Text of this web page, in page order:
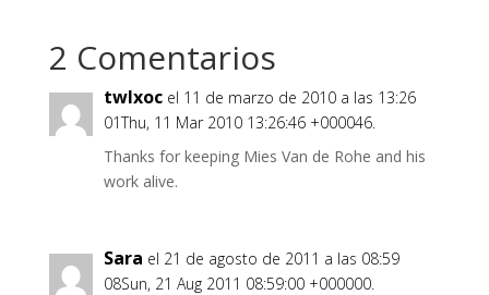
2 Comentarios
twlxoc el 11 de marzo de 2010 a las 13:26
01Thu, 11 Mar 2010 13:26:46 +000046.
Thanks for keeping Mies Van de Rohe and his
work alive.
Sara el 21 de agosto de 2011 a las 08:59
08Sun, 21 Aug 2011 08:59:00 +000000.